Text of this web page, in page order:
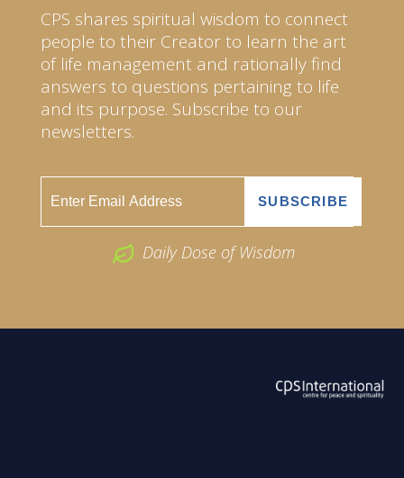
CPS shares spiritual wisdom to connect
people to their Creator to learn the art
of life management and rationally find
answers to questions pertaining to life
and its purpose. Subscribe to our
newsletters.
Daily Dose of Wisdom